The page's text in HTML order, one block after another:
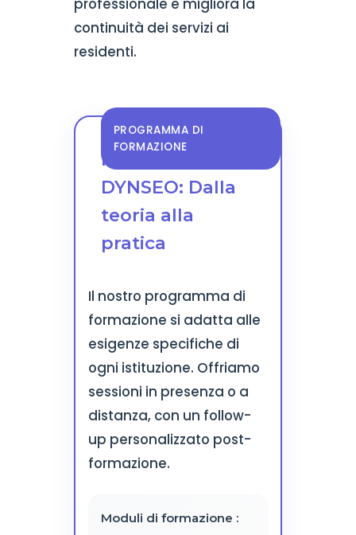
continuità dei servizi ai
residenti.
PROGRAMMA DI
FORMAZIONE
Formazione
DYNSEO: Dalla
teoria alla
pratica
Il nostro programma di
formazione si adatta alle
esigenze specifiche di
ogni istituzione. Offriamo
sessioni in presenza o a
distanza, con un follow-
up personalizzato post-
formazione.
Moduli di formazione :